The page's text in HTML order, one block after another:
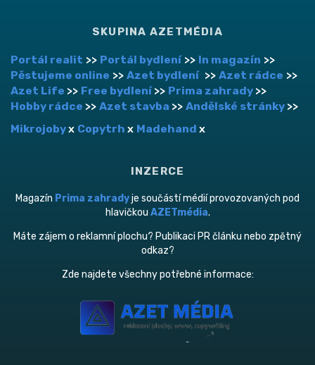
SKUPINA AZETMÉDIA
Portál realit >> Portál bydlení>> In magazín >>
Pěstujeme online >> Azet bydlení >> Azet rádce >>
Azet Life >> Free bydlení>> Prima zahrady >>
Hobby rádce >> Azet stavba >> Andělské stránky >>
Mikrojobyx Copytrh x Madehand x
INZERCE
Magazín Prima zahradyje součástí médií provozovaných pod
hlavičkou AZETmédia.
Máte zájem o reklamní plochu? Publikaci PR článku nebo zpětný
odkaz?
Zde najdete všechny potřebné informace: